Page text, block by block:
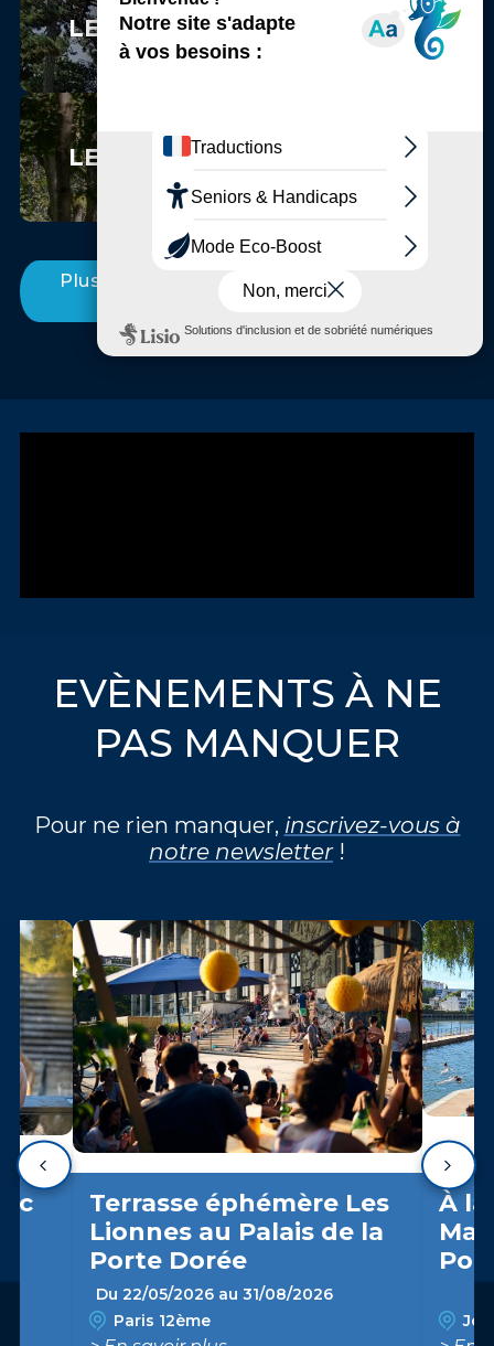
LE PARC FLORAL DE PARIS
LE BOIS SAINT-MARTIN
Plus d'Incontournables entre Marne et
Bois
EVÈNEMENTS À NE
PAS MANQUER
Pour ne rien manquer, inscrivez-vous à
notre newsletter!
Terrasse éphémère Les
Lionnes au Palais de la
Porte Dorée
Du 22/05/2026 au 31/08/2026
Paris 12ème
À